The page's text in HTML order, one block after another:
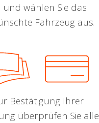
und wählen Sie das
Fahrzeug aus.
Bestätigung Ihrer
überprüfen Sie alle